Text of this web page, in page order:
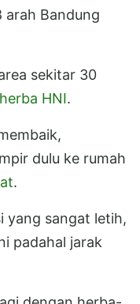
arah Bandung
sekitar 30
HNI.
dulu ke rumah
.
yang sangat letih,
padahal jarak